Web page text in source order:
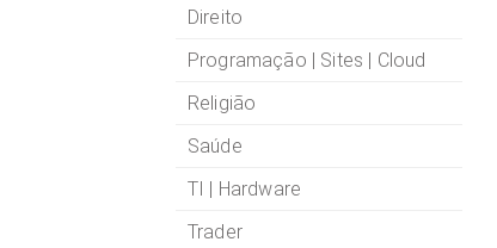
Direito
Programação | Sites | Cloud
Religião
Saúde
TI | Hardware
Trader